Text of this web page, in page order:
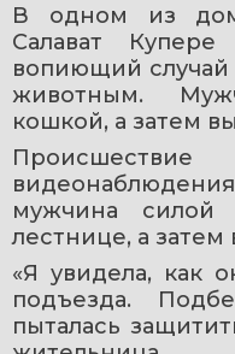
В одном из
Салават
вопиющий
животным.
кошкой, а затем
мужчина силой
лестнице, а
«Я увидела, как
подъезда.
пыталась